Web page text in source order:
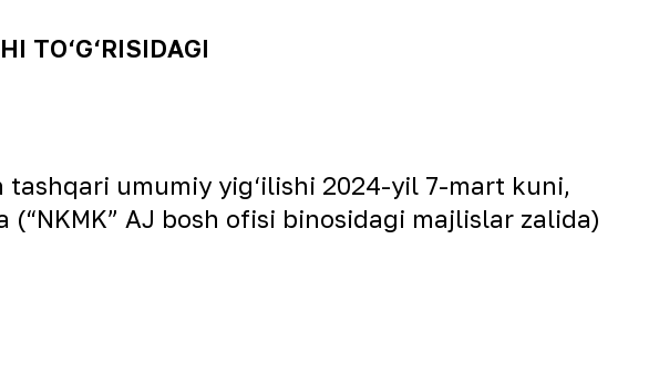
TO‘G‘RISIDAGI
umumiy yig‘ilishi 2024-yil 7-mart kuni,
(“NKMK” AJ bosh ofisi binosidagi majlislar zalida)